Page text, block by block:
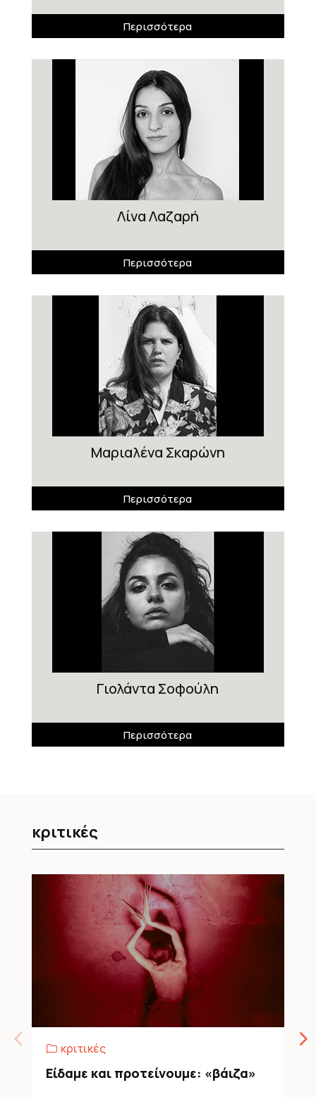
Περισσότερα
Λίνα Λαζαρή
Περισσότερα
Μαριαλένα Σκαρώνη
Περισσότερα
Γιολάντα Σοφούλη
Περισσότερα
κριτικές
, κριτικές
Είδαμε και προτείνουμε: «βάιζα»